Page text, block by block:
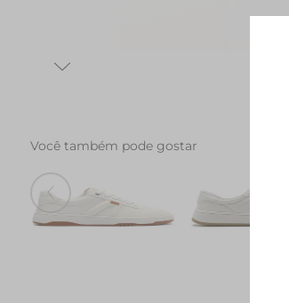
Você também pode gostar
Tenis AC1119 Branco
R$ 249,90
R$ 279,90